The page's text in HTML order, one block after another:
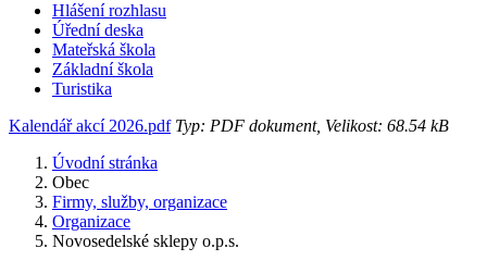
Hlášení rozhlasu
Úřední deska
Mateřská škola
Základní škola
Turistika
Kalendář akcí 2026.pdfTyp: PDF dokument, Velikost: 68.54 kB
Úvodní stránka
Obec
Firmy, služby, organizace
Organizace
Novosedelské sklepy o.p.s.